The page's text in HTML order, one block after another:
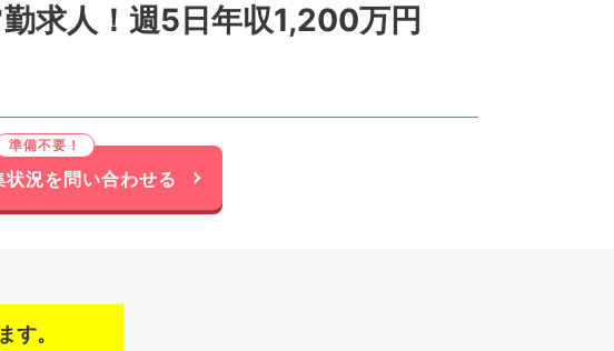
求人！週5日年収1,200万円
状況を問い合わせる
す。